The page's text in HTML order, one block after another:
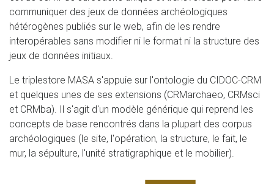
communiquer des jeux de données archéologiques
hétérogènes publiés sur le web, afin de les rendre
interopérables sans modifier ni le format ni la structure des
jeux de données initiaux.
Le triplestore MASA s'appuie sur l'ontologie du CIDOC-CRM
et quelques unes de ses extensions (CRMarchaeo, CRMsci
et CRMba). Il s'agit d'un modèle générique qui reprend les
concepts de base rencontrés dans la plupart des corpus
archéologiques (le site, l'opération, la structure, le fait, le
mur, la sépulture, l'unité stratigraphique et le mobilier).